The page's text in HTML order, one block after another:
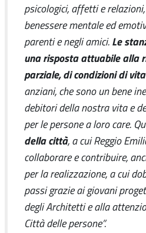
psicologici, affetti e
benessere mentale ed
parenti e negli amici. Le
una risposta attuabile alla
parziale, di condizioni di
anziani, che sono un bene
debitori della nostra vita e
per le persone a loro care.
della città, a cui Reggio
collaborare e contribuire,
per la realizzazione, a cui
passi grazie ai giovani
degli Architetti e alla
Città delle persone”.